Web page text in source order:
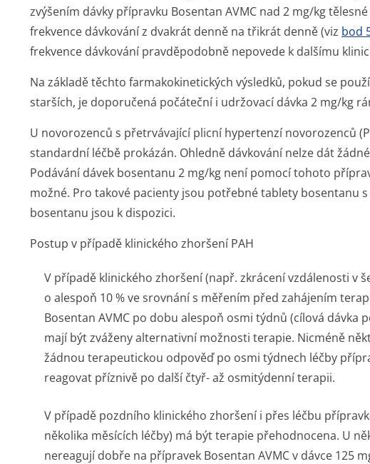
zvýšením dávky přípravku Bosentan AVMC nad 2 mg/kg
frekvence dávkování z dvakrát denně na třikrát denně (viz bod
frekvence dávkování pravděpodobně nepovede k dalšímu
Na základě těchto farmakokinetických výsledků, pokud se
starších, je doporučená počáteční i udržovací dávka 2 mg/kg
U novorozenců s přetrvávající plicní hypertenzí novorozenců
standardní léčbě prokázán. Ohledně dávkování nelze dát
Podávání dávek bosentanu 2 mg/kg není pomocí tohoto
možné. Pro takové pacienty jsou potřebné tablety bosentanu
bosentanu jsou k dispozici.
Postup v případě klinického zhoršení PAH
V případě klinického zhoršení (např. zkrácení vzdálenosti v
o alespoň 10 % ve srovnání s měřením před zahájením
Bosentan AVMC po dobu alespoň osmi týdnů (cílová dávka
mají být zváženy alternativní možnosti terapie. Nicméně
žádnou terapeutickou odpověď po osmi týdnech léčby
reagovat příznivě po další čtyř- až osmitýdenní terapii.
V případě pozdního klinického zhoršení i přes léčbu
několika měsících léčby) má být terapie přehodnocena. U
nereagují dobře na přípravek Bosentan AVMC v dávce 125